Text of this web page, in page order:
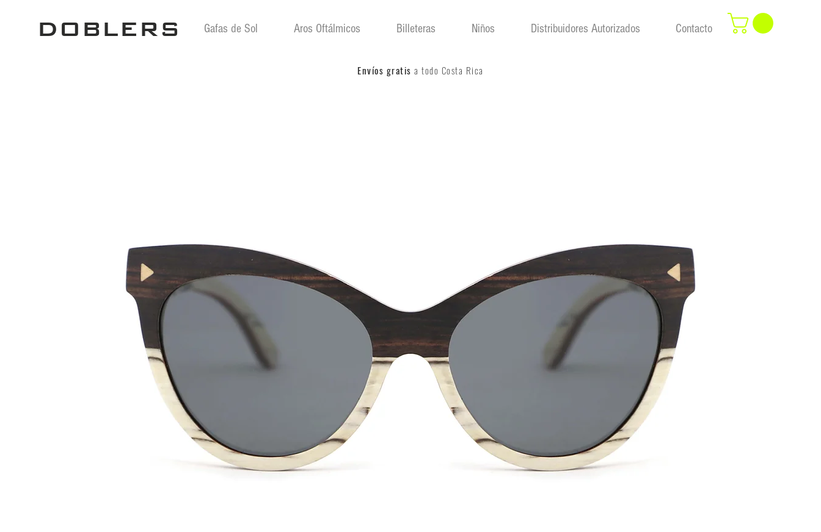
DOBLERS Gafas de Sol Aros Oftálmicos Billeteras Niños Distribuidores Autorizados Contacto
Envíos gratis a todo Costa Rica